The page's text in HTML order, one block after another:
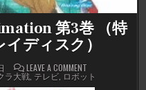
第3巻 （特
ディスク）
LEAVE A COMMENT
新
サ
ラ大戦,テレビ,ロボット